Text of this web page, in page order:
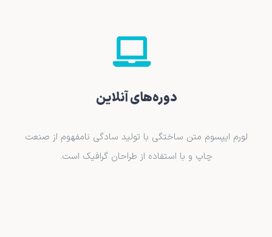
دوره‌های آنلاین
لورم ایپسوم متن ساختگی با تولید سادگی نامفهوم از صنعت
چاپ و با استفاده از طراحان گرافیک است.